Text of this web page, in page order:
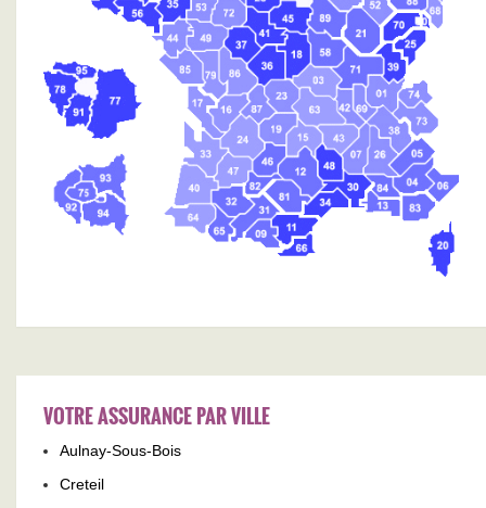
VOTRE ASSURANCE PAR VILLE
Aulnay-Sous-Bois
Creteil